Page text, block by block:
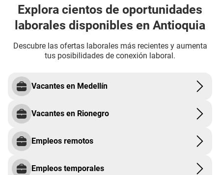
Explora cientos de oportunidades
laborales disponibles en Antioquia
Descubre las ofertas laborales más recientes y aumenta
tus posibilidades de conexión laboral.
Vacantes en Medellín
Vacantes en Rionegro
Empleos remotos
Empleos temporales